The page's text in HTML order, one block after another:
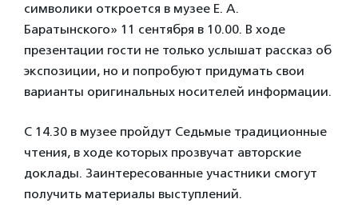
символики откроется в музее Е. А.
Баратынского» 11 сентября в 10.00. В ходе
презентации гости не только услышат рассказ об
экспозиции, но и попробуют придумать свои
варианты оригинальных носителей информации.
С 14.30 в музее пройдут Седьмые традиционные
чтения, в ходе которых прозвучат авторские
доклады. Заинтересованные участники смогут
получить материалы выступлений.